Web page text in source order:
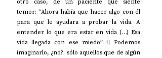
temor: “Ahora había que hacer algo con él
para que le ayudara a probar la vida. A
entender lo que era estar en vida (…) Esa
vida llegada con ese miedo”.[4] Podemos
imaginarlo, ¿no?: sólo aquellos que de algún